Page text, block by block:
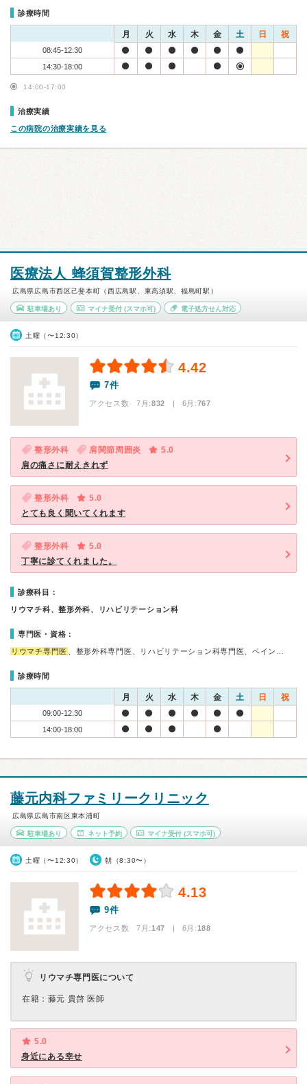
診療時間
月 火 水 木 金 土 日 祝
08:45-12:30
14:30-18:00
14:00-17:00
治療実績
この病院の治療実績を見る
医療法人 蜂須賀整形外科
広島県広島市西区己斐本町（西広島駅、東高須駅、福島町駅）
駐車場あり マイナ受付(スマホ可) 電子処方せん対応
土曜（〜12:30）
4.42
7件
アクセス数 7月:832 | 6月:767
整形外科 肩関節周囲炎
5.0
肩の痛さに耐えきれず
整形外科
5.0
とても良く聞いてくれます
整形外科
5.0
丁寧に診てくれました。
診療科目：
リウマチ科、整形外科、リハビリテーション科
専門医・資格：
リウマチ専門医 、整形外科専門医、リハビリテーション科専門医、ペイン…
診療時間
月 火 水 木 金 土 日 祝
09:00-12:30
14:00-18:00
藤元内科ファミリークリニック
広島県広島市南区東本浦町
駐車場あり ネット予約 マイナ受付 (スマホ可)
土曜（〜12:30） 朝（8:30〜）
4.13
9件
アクセス数 7月:147 | 6月:188
リウマチ専門医について
在籍：藤元 貴啓 医師
5.0
身近にある幸せ